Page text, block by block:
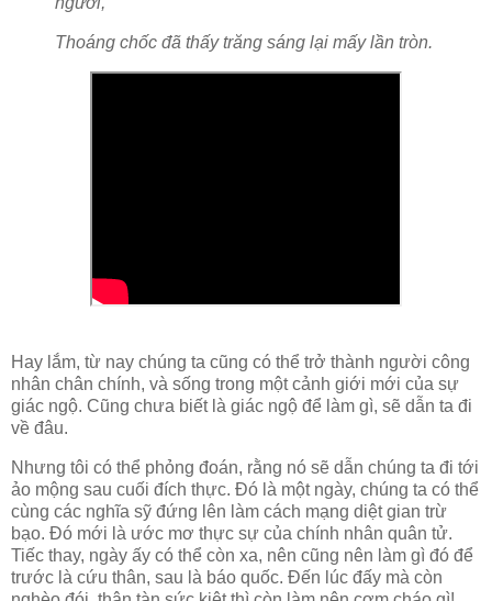
Thoáng chốc đã thấy trăng sáng lại mấy lần tròn.
Hay lắm, từ nay chúng ta cũng có thể trở thành người công
nhân chân chính, và sống trong một cảnh giới mới của sự
giác ngộ. Cũng chưa biết là giác ngộ để làm gì, sẽ dẫn ta đi
về đâu.
Nhưng tôi có thể phỏng đoán, rằng nó sẽ dẫn chúng ta đi tới
ảo mộng sau cuối đích thực. Đó là một ngày, chúng ta có thể
cùng các nghĩa sỹ đứng lên làm cách mạng diệt gian trừ
bạo. Đó mới là ước mơ thực sự của chính nhân quân tử.
Tiếc thay, ngày ấy có thể còn xa, nên cũng nên làm gì đó để
trước là cứu thân, sau là báo quốc. Đến lúc đấy mà còn